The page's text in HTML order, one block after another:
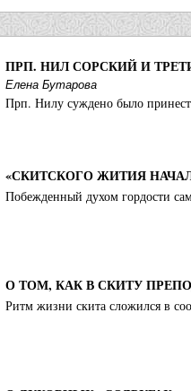
ПРП. НИЛ СОРСКИЙ И
Елена Бутарова
Прп. Нилу суждено было
«СКИТСКОГО ЖИТИЯ
Побежденный духом гордости
О ТОМ, КАК В СКИТУ
Ритм жизни скита сложился в